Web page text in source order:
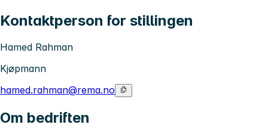
Kontaktperson for stillingen
Hamed Rahman
Kjøpmann
hamed.rahman@rema.no
Om bedriften